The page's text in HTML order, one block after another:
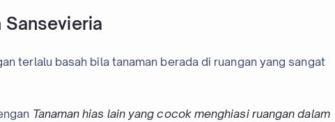
Sansevieria
terlalu basah bila tanaman berada di ruangan yang sangat
Tanaman hias lain yang cocok menghiasi ruangan dalam